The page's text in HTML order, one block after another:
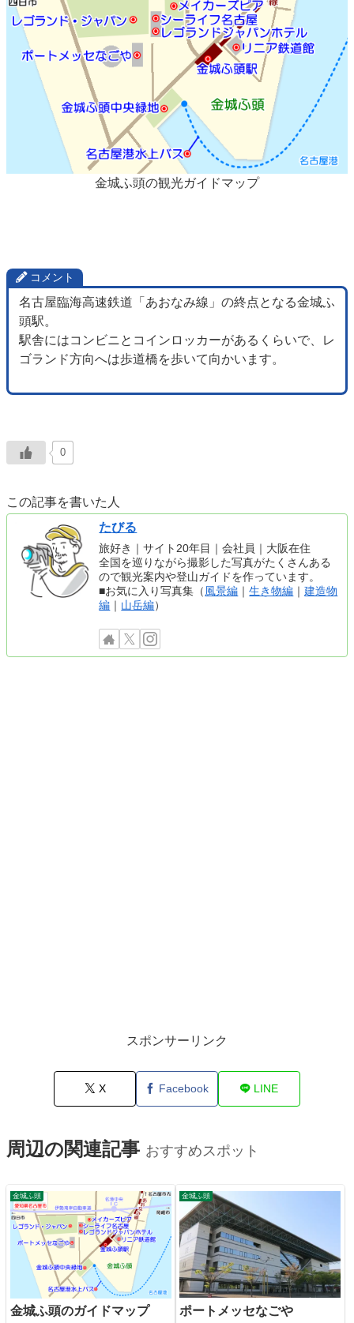
金城ふ頭の観光ガイドマップ
コメント
名古屋臨海高速鉄道「あおなみ線」の終点となる金城ふ
頭駅。
駅舎にはコンビニとコインロッカーがあるくらいで、レ
ゴランド方向へは歩道橋を歩いて向かいます。
0
この記事を書いた人
たびる
旅好き｜サイト20年目｜会社員｜大阪在住
全国を巡りながら撮影した写真がたくさんある
ので観光案内や登山ガイドを作っています。
■お気に入り写真集（ 風景編 ｜生き物編 ｜建造物
編 ｜ 山岳編）
スポンサーリンク
X Facebook LINE
周辺の関連記事 おすすめスポット
金城ふ頭
金城ふ頭のガイドマップ
金城ふ頭
ポートメッセなごや